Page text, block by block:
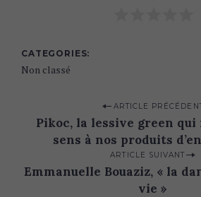
CATEGORIES
Non classé
t
ARTICLE
Pikoc, la lessive green qui
sens à nos produits
ARTICLE SUIVANT
Emmanuelle Bouaziz, « la
vie »